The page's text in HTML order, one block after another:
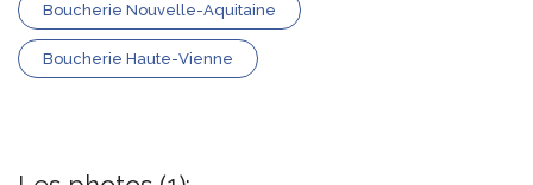
Boucherie Nouvelle-Aquitaine
Boucherie Haute-Vienne